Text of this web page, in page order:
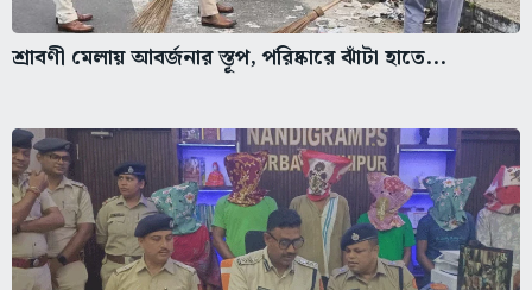
শ্রাবণী মেলায় আবর্জনার স্তূপ, পরিষ্কারে ঝাঁটা হাতে...